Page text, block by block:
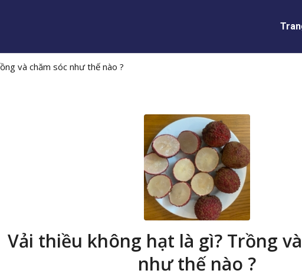
và chăm sóc như thế nào ?
Vải thiều không hạt là gì? Trồng
như thế nào ?